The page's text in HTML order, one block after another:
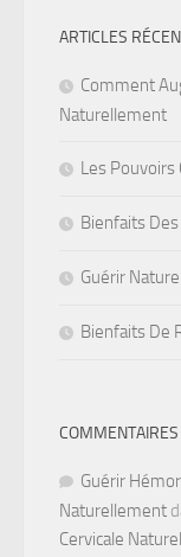
ARTICLES
Comment
Naturellement
Les Pouvoirs
Bienfaits
Guérir
Bienfaits De
COMMENTAIRES
Guérir
Naturellement
Cervicale